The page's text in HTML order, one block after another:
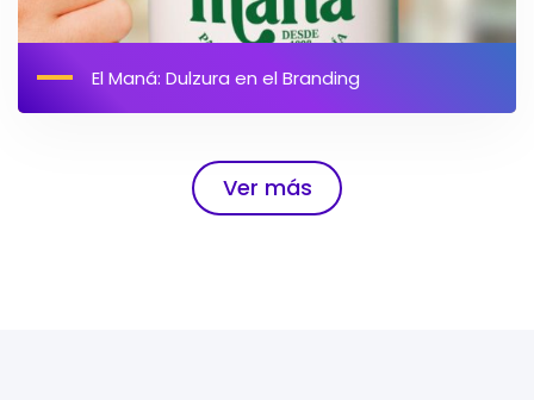
El Maná: Dulzura en el Branding
Ver más